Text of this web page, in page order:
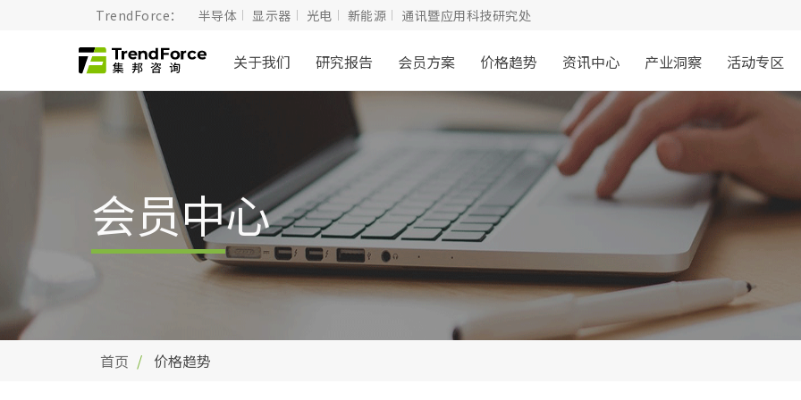
TrendForce： 半导体 显示器 光电 新能源 通讯暨应用科技研究处
关于我们 研究报告 会员方案 价格趋势 资讯中心 产业洞察 活动专区
会员中心
首页 价格趋势